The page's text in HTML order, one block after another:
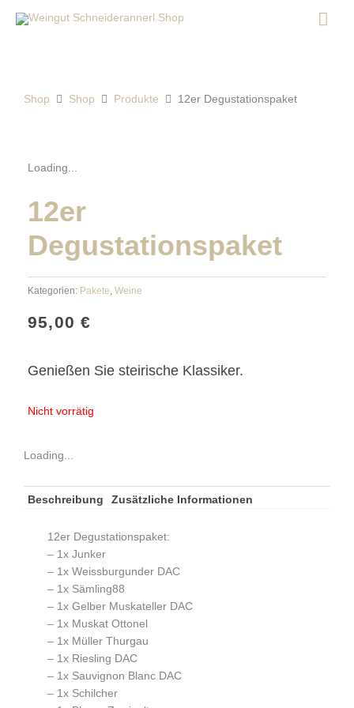
Inhalt
Shop Shop Produkte 12er Degustationspaket
Loading...
12er
Degustationspaket
Kategorien: Pakete Weine
95,00€
Genießen Sie steirische Klassiker.
Nicht vorrätig
Loading...
Beschreibung Zusätzliche Informationen
12er Degustationspaket:
– 1x Junker
– 1x Weissburgunder DAC
– 1x Sämling88
– 1x Gelber Muskateller DAC
– 1x Muskat Ottonel
– 1x Müller Thurgau
– 1x Riesling DAC
– 1x Sauvignon Blanc DAC
– 1x Schilcher